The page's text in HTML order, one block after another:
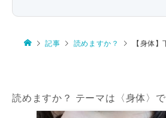
記事 読めますか？ 【身体】下
読めますか？ テーマは〈身体〉で